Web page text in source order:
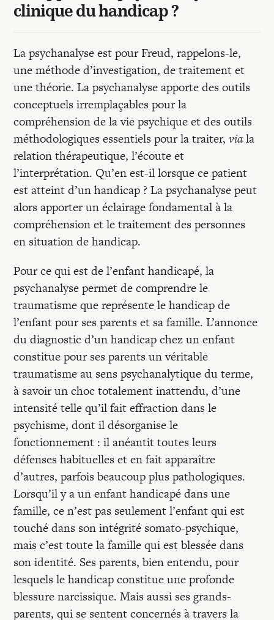
clinique du handicap ?
La psychanalyse est pour Freud, rappelons-le,
une méthode d’investigation, de traitement et
une théorie. La psychanalyse apporte des outils
conceptuels irremplaçables pour la
compréhension de la vie psychique et des outils
méthodologiques essentiels pour la traiter,viala
relation thérapeutique, l’écoute et
l’interprétation. Qu’en est-il lorsque ce patient
est atteint d’un handicap ? La psychanalyse peut
alors apporter un éclairage fondamental à la
compréhension et le traitement des personnes
en situation de handicap.
Pour ce qui est de l’enfant handicapé, la
psychanalyse permet de comprendre le
traumatisme que représente le handicap de
l’enfant pour ses parents et sa famille. L’annonce
du diagnostic d’un handicap chez un enfant
constitue pour ses parents un véritable
traumatisme au sens psychanalytique du terme,
à savoir un choc totalement inattendu, d’une
intensité telle qu’il fait effraction dans le
psychisme, dont il désorganise le
fonctionnement : il anéantit toutes leurs
défenses habituelles et en fait apparaître
d’autres, parfois beaucoup plus pathologiques.
Lorsqu’il y a un enfant handicapé dans une
famille, ce n’est pas seulement l’enfant qui est
touché dans son intégrité somato-psychique,
mais c’est toute la famille qui est blessée dans
son identité. Ses parents, bien entendu, pour
lesquels le handicap constitue une profonde
blessure narcissique. Mais aussi ses grands-
parents, qui se sentent concernés à travers la